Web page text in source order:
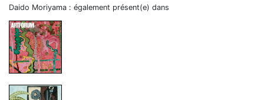
Daido Moriyama : également présent(e) dans